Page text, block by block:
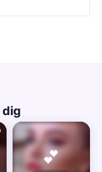
dig
💕